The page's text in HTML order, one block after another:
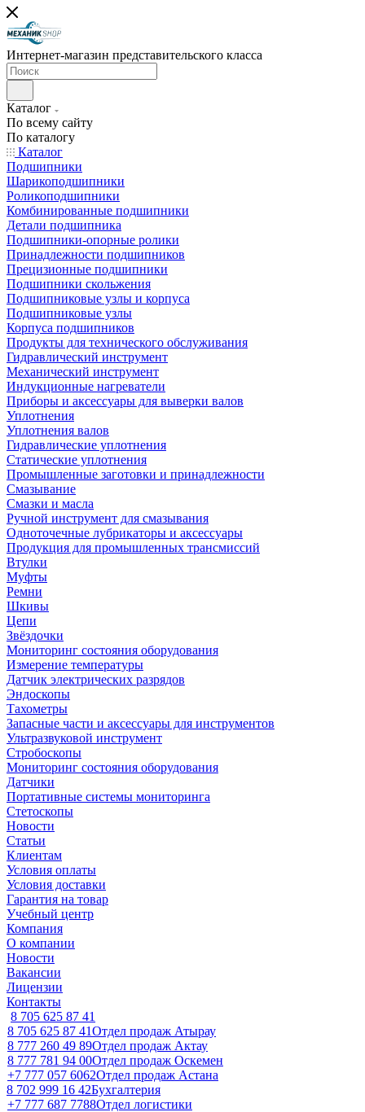
Интернет-магазин представительского класса
Каталог
По всему сайту
По каталогу
Каталог
Подшипники
Шарикоподшипники
Роликоподшипники
Комбинированные подшипники
Детали подшипника
Подшипники-опорные ролики
Принадлежности подшипников
Прецизионные подшипники
Подшипники скольжения
Подшипниковые узлы и корпуса
Подшипниковые узлы
Корпуса подшипников
Продукты для технического обслуживания
Гидравлический инструмент
Механический инструмент
Индукционные нагреватели
Приборы и аксессуары для выверки валов
Уплотнения
Уплотнения валов
Гидравлические уплотнения
Статические уплотнения
Промышленные заготовки и принадлежности
Смазывание
Смазки и масла
Ручной инструмент для смазывания
Одноточечные лубрикаторы и аксессуары
Продукция для промышленных трансмиссий
Втулки
Муфты
Ремни
Шкивы
Цепи
Звёздочки
Мониторинг состояния оборудования
Измерение температуры
Датчик электрических разрядов
Эндоскопы
Тахометры
Запасные части и аксессуары для инструментов
Ультразвуковой инструмент
Стробоскопы
Мониторинг состояния оборудования
Датчики
Портативные системы мониторинга
Стетоскопы
Новости
Статьи
Клиентам
Условия оплаты
Условия доставки
Гарантия на товар
Учебный центр
Компания
О компании
Новости
Вакансии
Лицензии
Контакты
8 705 625 87 41
8 705 625 87 41Отдел продаж Атырау
8 777 260 49 89Отдел продаж Актау
8 777 781 94 00Отдел продаж Оскемен
+7 777 057 6062Отдел продаж Астана
8 702 999 16 42Бухгалтерия
+7 777 687 7788Отдел логистики